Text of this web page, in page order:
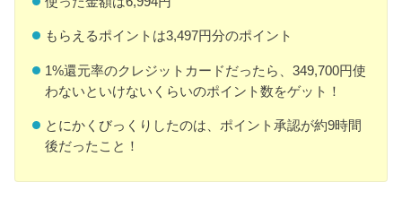
もらえるポイントは3,497円分のポイント
1%還元率のクレジットカードだったら、349,700円使
わないといけないくらいのポイント数をゲット！
とにかくびっくりしたのは、ポイント承認が約9時間
後だったこと！